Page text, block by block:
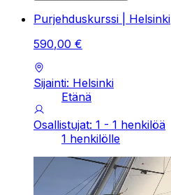
Purjehduskurssi | Helsinki
590,00 €
Sijainti: Helsinki
Etänä
Osallistujat: 1 - 1 henkilöä
1 henkilölle